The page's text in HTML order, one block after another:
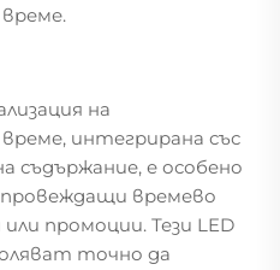
на
интегрирана със
съдържание, е особено
провеждащи времево
промоции. Тези LED
точно да